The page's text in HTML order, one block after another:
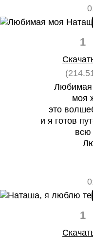
1
Любимая
моя
это
и я готов
всю
1